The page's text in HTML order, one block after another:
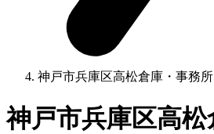
神戸市兵庫区高松倉庫・事務所
神戸市兵庫区高